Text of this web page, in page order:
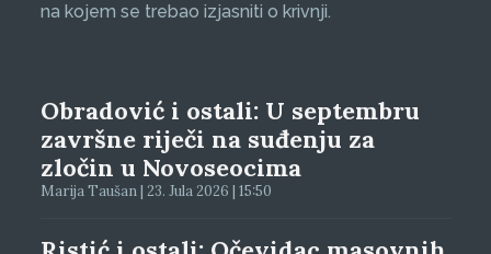
na kojem se trebao izjasniti o krivnji.
Obradović i ostali: U septembru
završne riječi na suđenju za
zločin u Novoseocima
Marija Taušan | 23. Jula 2026 | 15:50